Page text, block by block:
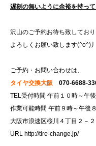
遅刻の無いように余裕を持って
沢山のご予約お待ち致しており
よろしくお願い致します(^o^)丿
ご予約・お問い合わせは、
タイヤ交換大阪 070-6688-
TEL受付時間 午前１０時～午
作業可能時間 午前９時～午後
大阪市浪速区桜川４丁目２－
URL http://tire-change.jp/